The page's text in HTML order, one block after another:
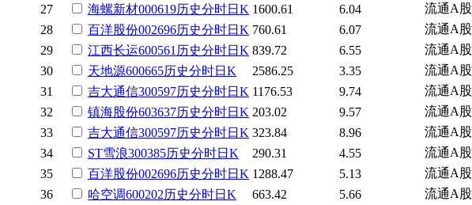
27
海螺新材000619历史分时日K 1600.61 6.04 流通A股
28
百洋股份002696历史分时日K 760.61 6.07 流通A股
29
江西长运600561 历史分时日K 839.72 6.55 流通A股
30
天地源600665历史分时日K 2586.25 3.35 流通A股
31
吉大通信300597历史分时日K 1176.53 9.74 流通A股
32
镇海股份603637历史分时日K 203.02 9.57 流通A股
33
吉大通信300597历史分时日K 323.84 8.96 流通A股
34
ST雪浪300385历史分时日K 290.31 4.55 流通A股
35
百洋股份002696历史分时日K 1288.47 5.13 流通A股
36
哈空调600202历史分时日K 663.42 5.66 流通A股